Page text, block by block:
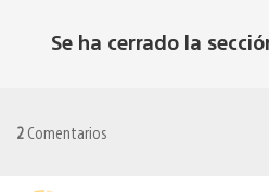
Se ha cerrado la
2 Comentarios